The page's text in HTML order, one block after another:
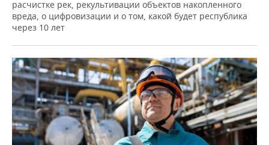
расчистке рек, рекультивации объектов накопленного
вреда, о цифровизации и о том, какой будет республика
через 10 лет